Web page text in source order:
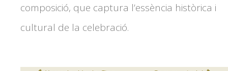
composició, que captura l’essència històrica i
cultural de la celebració.